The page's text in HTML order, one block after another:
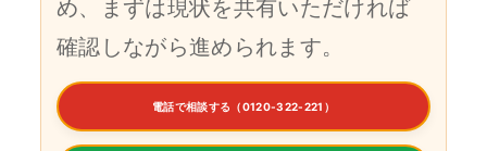
め、まずは現状を共有いただければ
確認しながら進められます。
電話で相談する（0120-322-221）